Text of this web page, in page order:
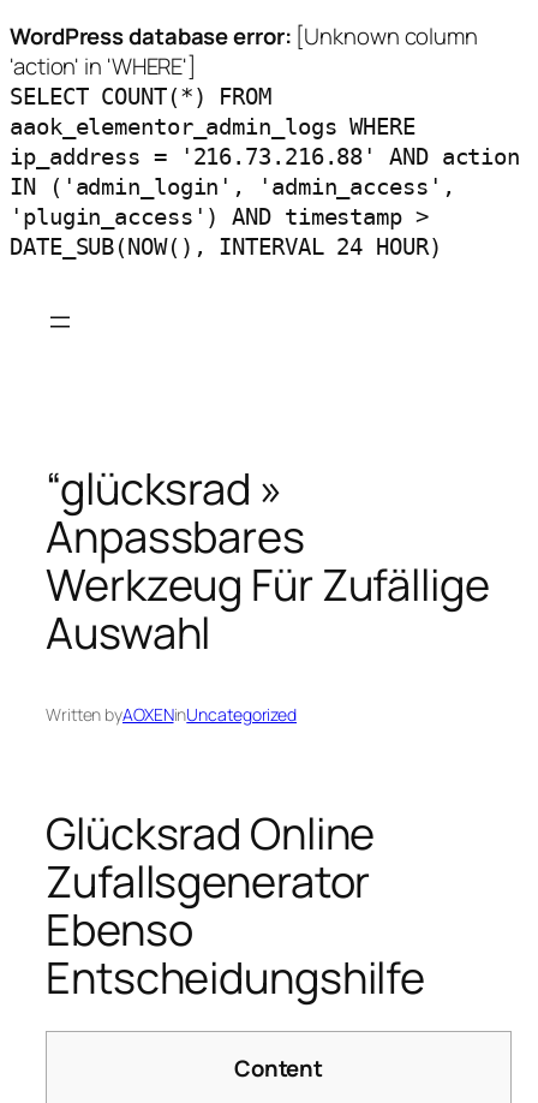
WordPress database error: [Unknown column
'action' in 'WHERE']
SELECT COUNT(*) FROM
aaok_elementor_admin_logs WHERE
ip_address = '216.73.216.88' AND action
IN ('admin_login', 'admin_access',
'plugin_access') AND timestamp >
DATE_SUB(NOW(), INTERVAL 24 HOUR)
“glücksrad »
Anpassbares
Werkzeug Für Zufällige
Auswahl
Written byAOXENinUncategorized
Glücksrad Online
Zufallsgenerator
Ebenso
Entscheidungshilfe
Content